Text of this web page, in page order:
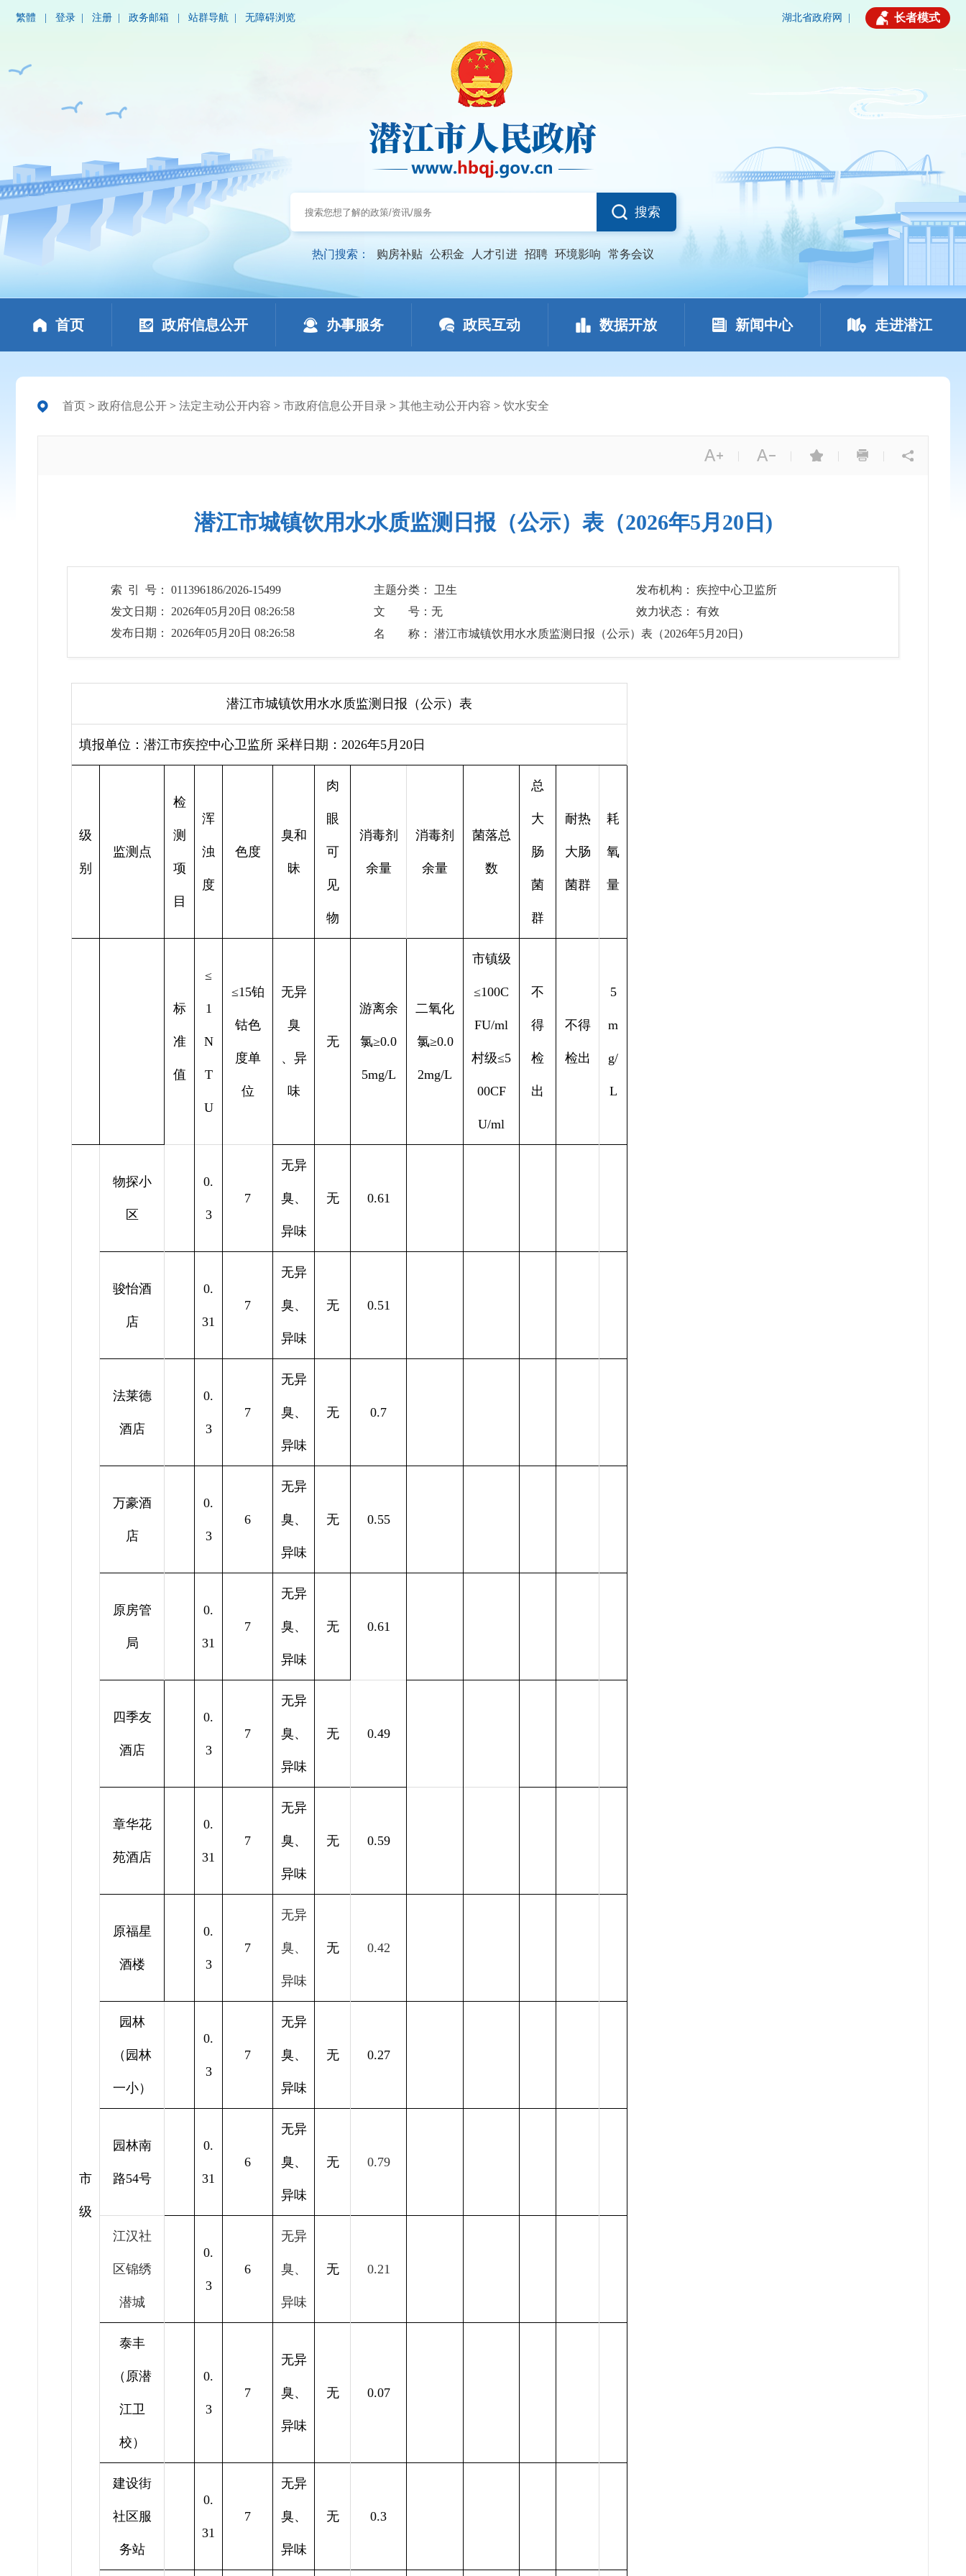
繁體 登录 注册 政务邮箱 站群导航 无障碍浏览 湖北省政府网 长者模式
搜索
热门搜索： 购房补贴 公积金 人才引进 招聘 环境影响 常务会议
首页 政府信息公开 办事服务 政民互动 数据开放 新闻中心 走进潜江
首页 > 政府信息公开 > 法定主动公开内容 > 市政府信息公开目录 > 其他主动公开内容 > 饮水安全
| | | |
潜江市城镇饮用水水质监测日报（公示）表（2026年5月20日)
索 引 号： 011396186/2026-15499 主题分类： 卫生
发布机构： 疾控中心卫监所
发文日期： 2026年05月20日 08:26:58
文 号：无
效力状态： 有效
发布日期： 2026年05月20日 08:26:58
名 称： 潜江市城镇饮用水水质监测日报（公示）表（2026年5月20日)
潜江市城镇饮用水水质监测日报（公示）表
填报单位：潜江市疾控中心卫监所 采样日期：2026年5月20日
级
别
监测点
检
测
项
目
浑
浊
度
色度
臭和
昧
肉
眼
可
见
物
消毒剂
余量
消毒剂
余量
菌落总
数
总
大
肠
菌
群
耐热
大肠
菌群
耗
氧
量
标
准
值
≤
1
N
T
U
≤15铂
钴色
度单
位
无异
臭
、异
味
无
游离余
氯≥0.0
5mg/L
二氧化
氯≥0.0
2mg/L
市镇级
≤100C
FU/ml
村级≤5
00CF
U/ml
不
得
检
出
不得
检出
5
m
g/
L
市
级
物探小
区
0.
3
7
无异
臭、
异味
无 0.61
骏怡酒
店
0.
31
7
无异
臭、
异味
无 0.51
法莱德
酒店
0.
3
7
无异
臭、
异味
无 0.7
万豪酒
店
0.
3
6
无异
臭、
异味
无 0.55
原房管
局
0.
31
7
无异
臭、
异味
无 0.61
四季友
酒店
0.
3
7
无异
臭、
异味
无 0.49
章华花
苑酒店
0.
31
7
无异
臭、
异味
无 0.59
原福星
酒楼
0.
3
7
无异
臭、
异味
无 0.42
园林
（园林
一小）
0.
3
7
无异
臭、
异味
无 0.27
园林南
路54号
0.
31
6
无异
臭、
异味
无 0.79
江汉社
区锦绣
潜城
0.
3
6
无异
臭、
异味
无 0.21
泰丰
（原潜
江卫
校）
0.
3
7
无异
臭、
异味
无 0.07
建设街
社区服
务站
0.
31
7
无异
臭、
异味
无 0.3